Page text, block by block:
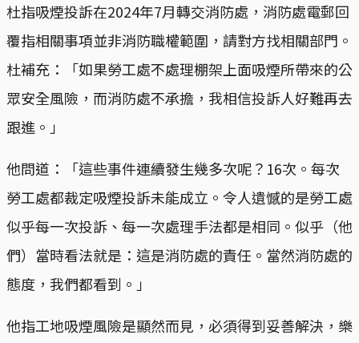
杜指吸煙投訴在2024年7月轉交消防處，消防處電郵回
覆指相關事項並非消防職權範圍，請對方找相關部門。
杜補充：「如果勞工處不處理棚架上面吸煙所帶來的公
眾安全風險，而消防處不承擔，我相信投訴人好難再去
跟進。」
他問道：「這些事件連續發生幾多次呢？16次。每次
勞工處都裁定吸煙投訴未能成立。令人遺憾的是勞工處
似乎每一次投訴、每一次處理手法都是相同。似乎（他
們）當時看法就是：這是消防處的責任。當然消防處的
態度，我們都看到。」
他指工地吸煙風險是顯然而見，必須得到妥善解決，樂